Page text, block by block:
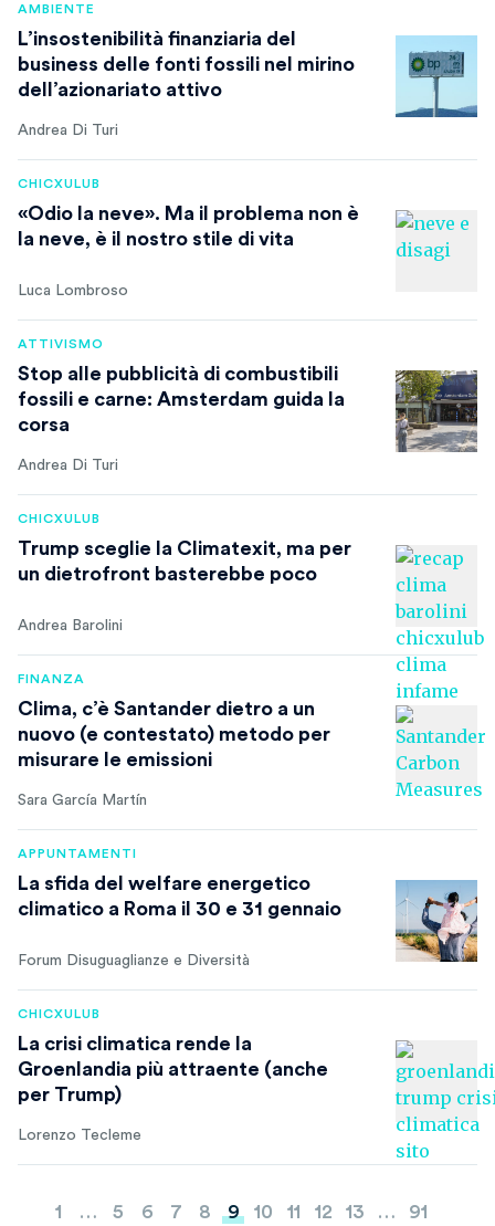
AMBIENTE
L’insostenibilità finanziaria del
business delle fonti fossili nel mirino
dell’azionariato attivo
Andrea Di Turi
CHICXULUB
«Odio la neve». Ma il problema non è
la neve, è il nostro stile di vita
Luca Lombroso
ATTIVISMO
Stop alle pubblicità di combustibili
fossili e carne: Amsterdam guida la
corsa
Andrea Di Turi
CHICXULUB
Trump sceglie la Climatexit, ma per
un dietrofront basterebbe poco
Andrea Barolini
FINANZA
Clima, c’è Santander dietro a un
nuovo (e contestato) metodo per
misurare le emissioni
Sara García Martín
APPUNTAMENTI
La sfida del welfare energetico
climatico a Roma il 30 e 31 gennaio
Forum Disuguaglianze e Diversità
CHICXULUB
La crisi climatica rende la
Groenlandia più attraente (anche
per Trump)
Lorenzo Tecleme
Paginazione
1 … 5 6 7 8 9 10 11 12 13 … 91